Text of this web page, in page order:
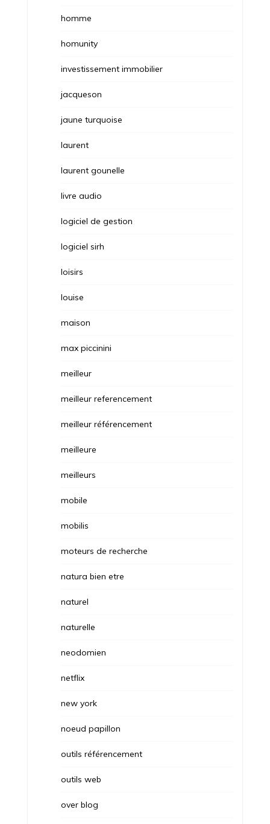
homme
homunity
investissement immobilier
jacqueson
jaune turquoise
laurent
laurent gounelle
livre audio
logiciel de gestion
logiciel sirh
loisirs
louise
maison
max piccinini
meilleur
meilleur referencement
meilleur référencement
meilleure
meilleurs
mobile
mobilis
moteurs de recherche
natura bien etre
naturel
naturelle
neodomien
netflix
new york
noeud papillon
outils référencement
outils web
over blog